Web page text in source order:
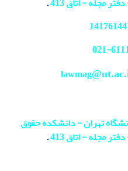
021
تهران - دانشکده حقوق
.